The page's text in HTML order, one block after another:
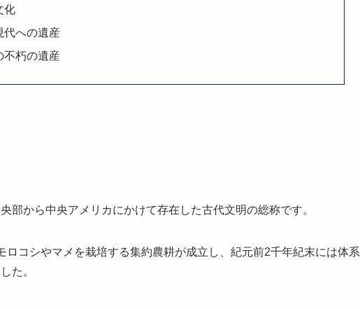
化
代への遺産
不朽の遺産
部から中央アメリカにかけて存在した古代文明の総称です。
ロコシやマメを栽培する集約農耕が成立し、紀元前2千年紀末には体系
た。